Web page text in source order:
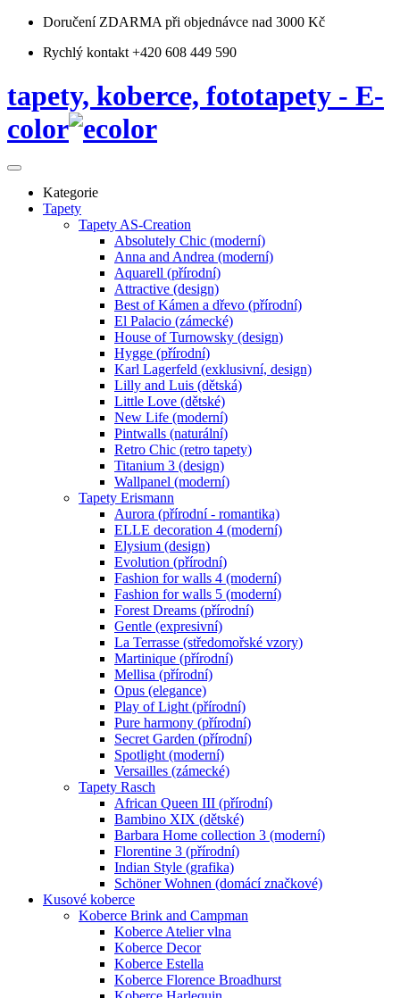
Doručení ZDARMA při objednávce nad 3000 Kč
Rychlý kontakt +420 608 449 590
tapety, koberce, fototapety - E-
color
Kategorie
Tapety
Tapety AS-Creation
Absolutely Chic (moderní)
Anna and Andrea (moderní)
Aquarell (přírodní)
Attractive (design)
Best of Kámen a dřevo (přírodní)
El Palacio (zámecké)
House of Turnowsky (design)
Hygge (přírodní)
Karl Lagerfeld (exklusivní, design)
Lilly and Luis (dětská)
Little Love (dětské)
New Life (moderní)
Pintwalls (naturální)
Retro Chic (retro tapety)
Titanium 3 (design)
Wallpanel (moderní)
Tapety Erismann
Aurora (přírodní - romantika)
ELLE decoration 4 (moderní)
Elysium (design)
Evolution (přírodní)
Fashion for walls 4 (moderní)
Fashion for walls 5 (moderní)
Forest Dreams (přírodní)
Gentle (expresivní)
La Terrasse (středomořské vzory)
Martinique (přírodní)
Mellisa (přírodní)
Opus (elegance)
Play of Light (přírodní)
Pure harmony (přírodní)
Secret Garden (přírodní)
Spotlight (moderní)
Versailles (zámecké)
Tapety Rasch
African Queen III (přírodní)
Bambino XIX (dětské)
Barbara Home collection 3 (moderní)
Florentine 3 (přírodní)
Indian Style (grafika)
Schöner Wohnen (domácí značkové)
Kusové koberce
Koberce Brink and Campman
Koberce Atelier vlna
Koberce Decor
Koberce Estella
Koberce Florence Broadhurst